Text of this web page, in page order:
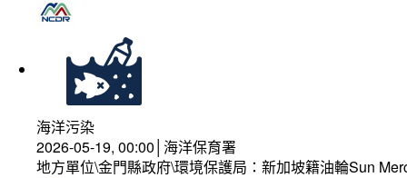
海洋污染
2026-05-19, 00:00│海洋保育署
地方單位\金門縣政府\環境保護局：新加坡籍油輪Sun